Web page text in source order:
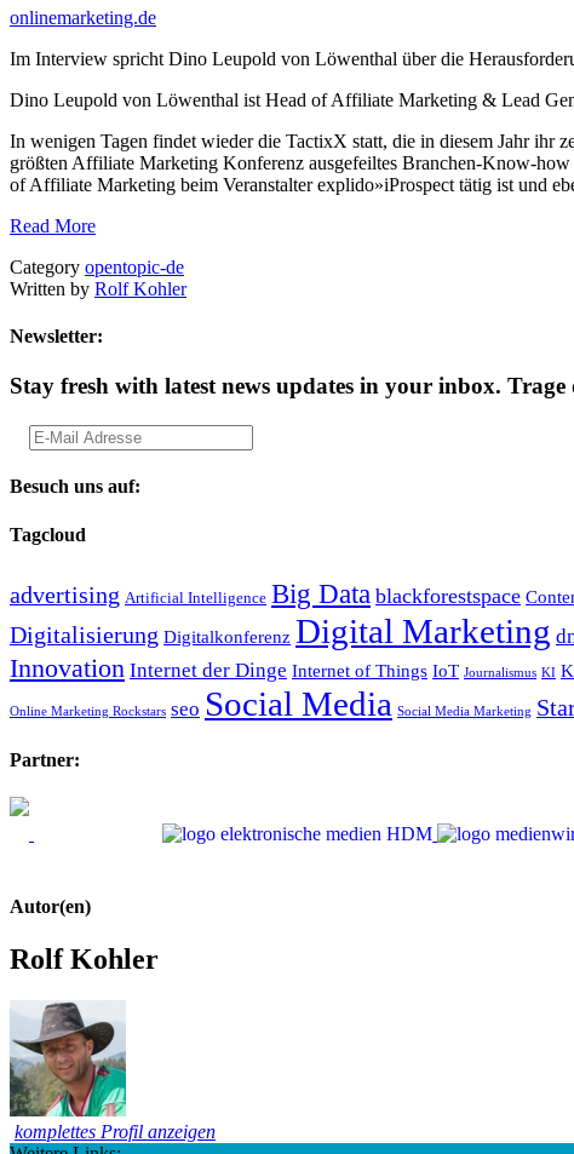
onlinemarketing.de
Im Interview spricht Dino Leupold von Löwenthal über die
Dino Leupold von Löwenthal ist Head of Affiliate Marketing & Lead
In wenigen Tagen findet wieder die TactixX statt, die in diesem Jahr ihr
größten Affiliate Marketing Konferenz ausgefeiltes Branchen-Know-
of Affiliate Marketing beim Veranstalter explido»iProspect tätig ist und
Read More
Category opentopic-de
Written by Rolf Kohler
Newsletter:
Stay fresh with latest news updates in your inbox. Trage
Besuch uns auf:
Tagcloud
advertising Artificial Intelligence Big Data blackforestspace
Digitalisierung Digitalkonferenz Digital Marketing
Innovation Internet der Dinge Internet of Things IoT Journalismus KI
Online Marketing Rockstars seo Social Media Social Media Marketing
Partner:
Autor(en)
Rolf Kohler
komplettes Profil anzeigen